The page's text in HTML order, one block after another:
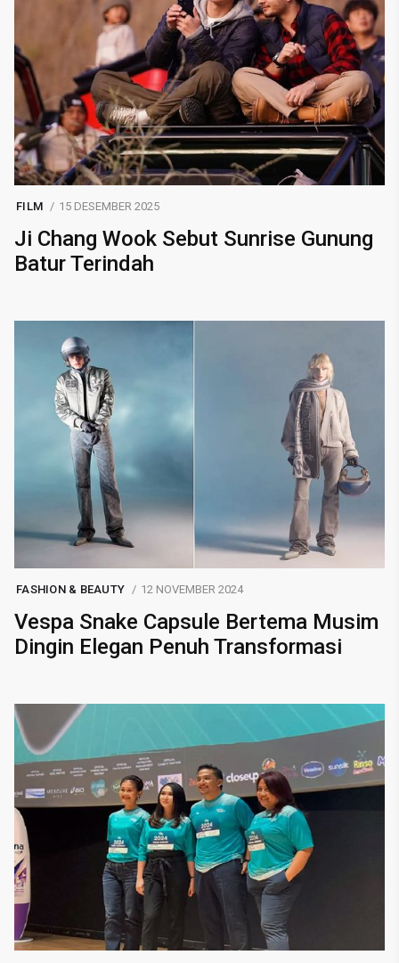
FILM 15 DESEMBER 2025
Ji Chang Wook Sebut Sunrise Gunung
Batur Terindah
FASHION & BEAUTY 12 NOVEMBER 2024
Vespa Snake Capsule Bertema Musim
Dingin Elegan Penuh Transformasi